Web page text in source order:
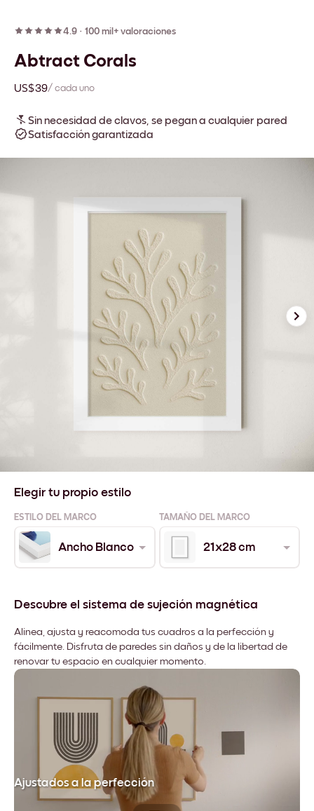
4.9 · 100 mil+ valoraciones
Abtract Corals
US$39/ cada uno
Sin necesidad de clavos, se pegan a cualquier pared
Satisfacción garantizada
Elegir tu propio estilo
ESTILO DEL MARCO TAMAÑO DEL MARCO
Ancho Blanco 21x28 cm
Descubre el sistema de sujeción magnética
Alinea, ajusta y reacomoda tus cuadros a la perfección y
fácilmente. Disfruta de paredes sin daños y de la libertad de
renovar tu espacio en cualquier momento.
Ajustados a la perfección